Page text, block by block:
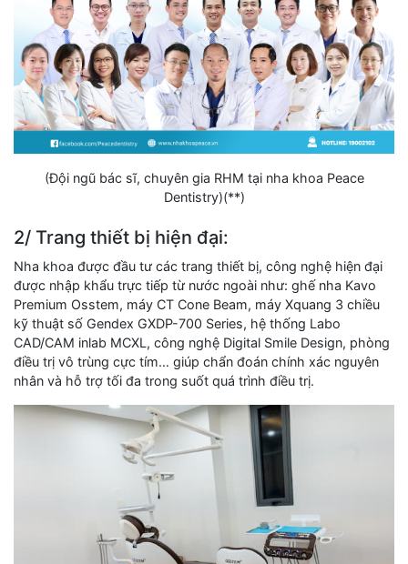
(Đội ngũ bác sĩ, chuyên gia RHM tại nha khoa Peace
Dentistry)(**)
2/ Trang thiết bị hiện đại:
Nha khoa được đầu tư các trang thiết bị, công nghệ hiện đại
được nhập khẩu trực tiếp từ nước ngoài như: ghế nha Kavo
Premium Osstem, máy CT Cone Beam, máy Xquang 3 chiều
kỹ thuật số Gendex GXDP-700 Series, hệ thống Labo
CAD/CAM inlab MCXL, công nghệ Digital Smile Design, phòng
điều trị vô trùng cực tím… giúp chẩn đoán chính xác nguyên
nhân và hỗ trợ tối đa trong suốt quá trình điều trị.